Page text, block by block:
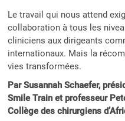
Le travail qui nous attend
collaboration à tous les
cliniciens aux dirigeants
internationaux. Mais la
vies transformées.
Par Susannah Schaefer,
Smile Train et professeur
Collège des chirurgiens